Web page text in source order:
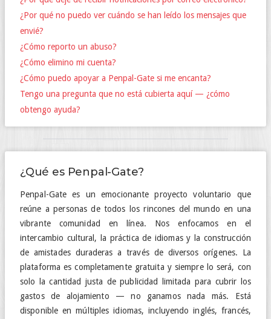
¿Por qué no puedo ver cuándo se han leído los mensajes que
envié?
¿Cómo reporto un abuso?
¿Cómo elimino mi cuenta?
¿Cómo puedo apoyar a Penpal-Gate si me encanta?
Tengo una pregunta que no está cubierta aquí — ¿cómo
obtengo ayuda?
¿Qué es Penpal-Gate?
Penpal-Gate es un emocionante proyecto voluntario que
reúne a personas de todos los rincones del mundo en una
vibrante comunidad en línea. Nos enfocamos en el
intercambio cultural, la práctica de idiomas y la construcción
de amistades duraderas a través de diversos orígenes. La
plataforma es completamente gratuita y siempre lo será, con
solo la cantidad justa de publicidad limitada para cubrir los
gastos de alojamiento — no ganamos nada más. Está
disponible en múltiples idiomas, incluyendo inglés, francés,